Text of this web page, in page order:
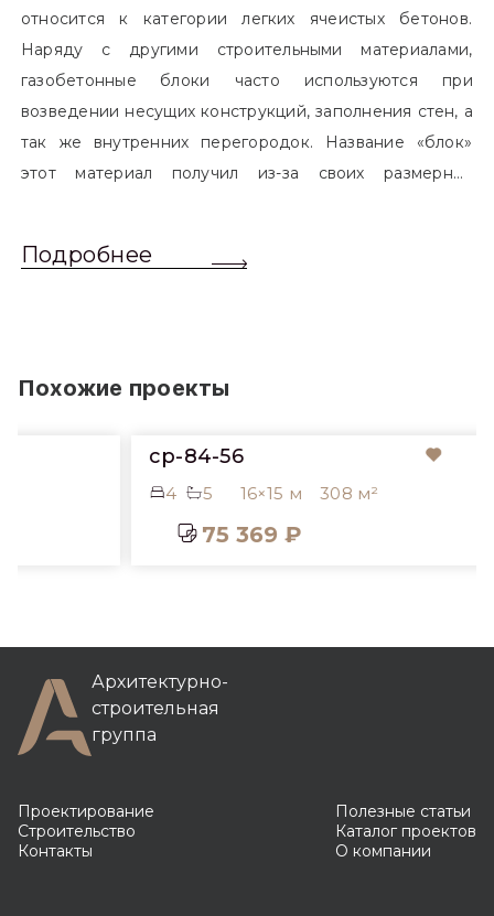
относится к категории легких ячеистых бетонов.
Наряду с другими строительными материалами,
газобетонные блоки часто используются при
возведении несущих конструкций, заполнения стен, а
так же внутренних перегородок. Название «блок»
этот материал получил из-за своих размерных
обычный одинарный кирпич. Размер блоков различен
Подробнее
Похожие проекты
cp-84-56
5 16×15 м 308 м²
75 369 ₽
Архитектурно-
строительная
группа
Проектирование
Строительство
Контакты
Полезные статьи
Каталог проектов
О компании